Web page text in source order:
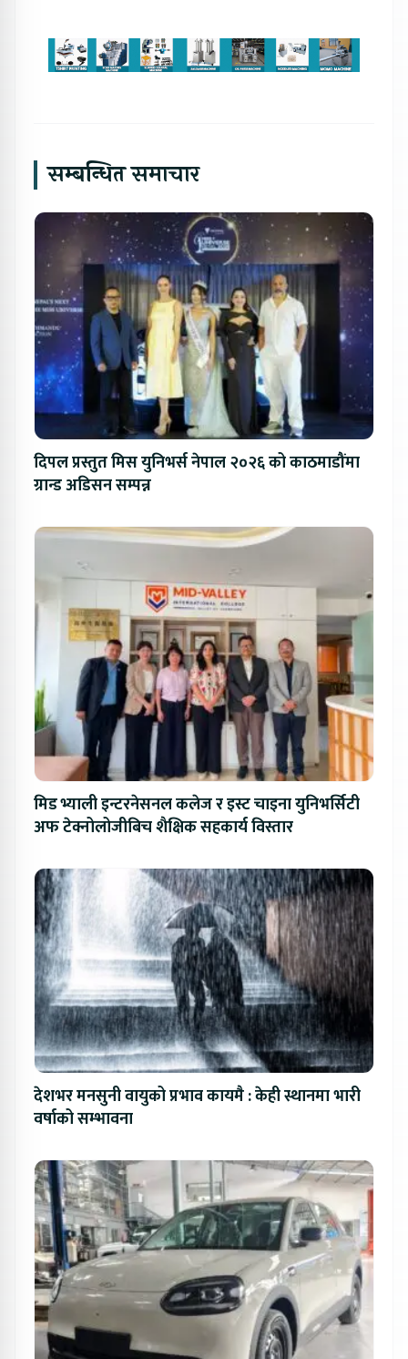
सम्बन्धित समाचार
दिपल प्रस्तुत मिस युनिभर्स नेपाल २०२६ को काठमाडौंमा
ग्रान्ड अडिसन सम्पन्न
मिड भ्याली इन्टरनेसनल कलेज र इस्ट चाइना युनिभर्सिटी
अफ टेक्नोलोजीबिच शैक्षिक सहकार्य विस्तार
देशभर मनसुनी वायुको प्रभाव कायमै : केही स्थानमा भारी
वर्षाको सम्भावना